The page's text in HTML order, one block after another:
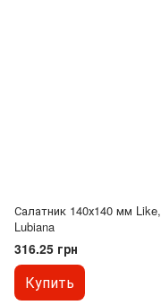
Салатник 140х140 мм Like,
Lubiana
316.25 грн
Купить